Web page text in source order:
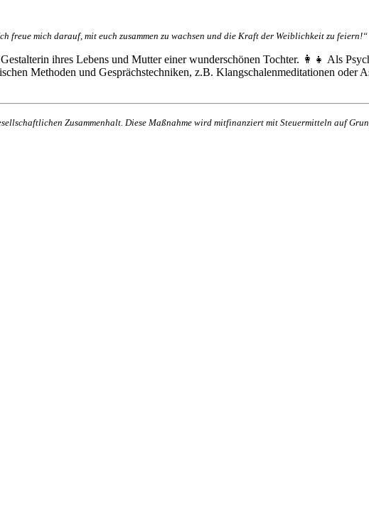
freue mich darauf, mit euch zusammen zu wachsen und die Kraft der Weiblichkeit zu feiern!“
ihres Lebens und Mutter einer wunderschönen Tochter. 👩‍👧 Als
Methoden und Gesprächstechniken, z.B. Klangschalenmeditationen oder
Zusammenhalt. Diese Maßnahme wird mitfinanziert mit Steuermitteln auf